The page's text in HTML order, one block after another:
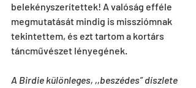
belekényszerítettek! A valóság efféle
megmutatását mindig is missziómnak
tekintettem, és ezt tartom a kortárs
táncművészet lényegének.
A Birdie különleges, ,,beszédes” díszlete